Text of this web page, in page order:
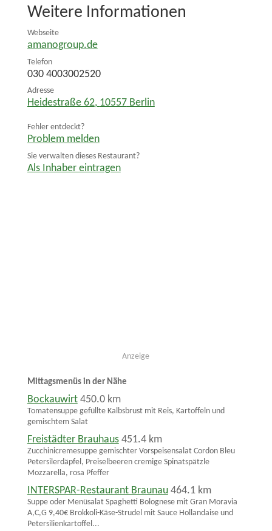
Weitere Informationen
Webseite
amanogroup.de
Telefon
030 4003002520
Adresse
Heidestraße 62, 10557 Berlin
Fehler entdeckt?
Problem melden
Sie verwalten dieses Restaurant?
Als Inhaber eintragen
Anzeige
Mittagsmenüs in der Nähe
Bockauwirt 450.0 km
Tomatensuppe gefüllte Kalbsbrust mit Reis, Kartoffeln und
gemischtem Salat
Freistädter Brauhaus 451.4 km
Zucchinicremesuppe gemischter Vorspeisensalat Cordon Bleu
Petersilerdäpfel, Preiselbeeren cremige Spinatspätzle
Mozzarella, rosa Pfeffer
INTERSPAR-Restaurant Braunau 464.1 km
Suppe oder Menüsalat Spaghetti Bolognese mit Gran Moravia
A,C,G 9,40€ Brokkoli-Käse-Strudel mit Sauce Hollandaise und
Petersilienkartoffel...